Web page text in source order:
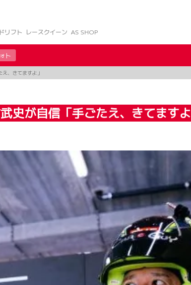
ドリフト レースクイーン AS SHOP
ト
、きてますよ」
史が自信「手ごたえ、きてますよ